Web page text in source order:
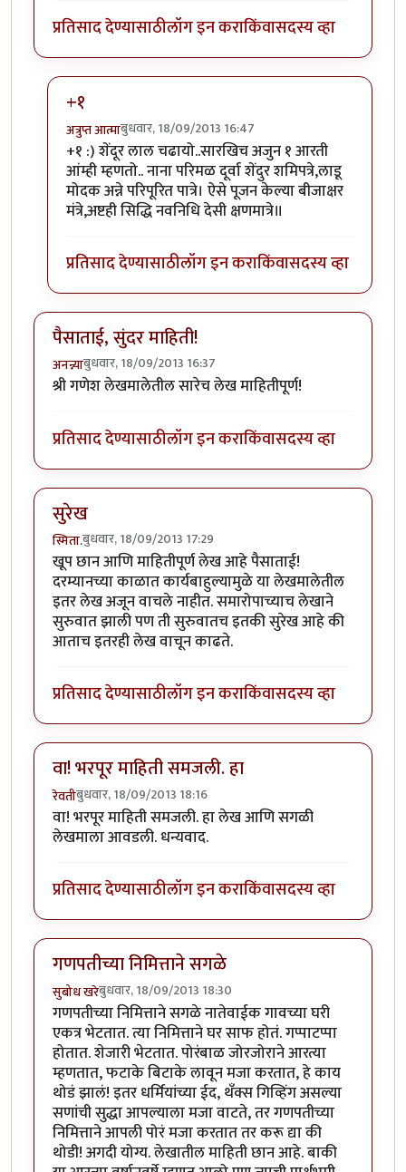
प्रतिसाद देण्यासाठीलॉग इन कराकिंवासदस्य व्हा
+१
अत्रुप्त आत्माबुधवार, 18/09/2013 16:47
In reply toयथार्थ श्रीगणेशा.byसस्नेह
+१ :) शेंदूर लाल चढायो..सारखिच अजुन १ आरती
आंम्ही म्हणतो.. नाना परिमळ दूर्वा शेंदुर शमिपत्रे,लाडू
मोदक अन्ने परिपूरित पात्रे। ऐसे पूजन केल्या बीजाक्षर
मंत्रे,अष्टही सिद्धि नवनिधि देसी क्षणमात्रे॥
प्रतिसाद देण्यासाठीलॉग इन कराकिंवासदस्य व्हा
पैसाताई, सुंदर माहिती!
अनन्न्याबुधवार, 18/09/2013 16:37
श्री गणेश लेखमालेतील सारेच लेख माहितीपूर्ण!
प्रतिसाद देण्यासाठीलॉग इन कराकिंवासदस्य व्हा
सुरेख
स्मिता.बुधवार, 18/09/2013 17:29
खूप छान आणि माहितीपूर्ण लेख आहे पैसाताई!
दरम्यानच्या काळात कार्यबाहुल्यामुळे या लेखमालेतील
इतर लेख अजून वाचले नाहीत. समारोपाच्याच लेखाने
सुरुवात झाली पण ती सुरुवातच इतकी सुरेख आहे की
आताच इतरही लेख वाचून काढते.
प्रतिसाद देण्यासाठीलॉग इन कराकिंवासदस्य व्हा
वा! भरपूर माहिती समजली. हा
रेवतीबुधवार, 18/09/2013 18:16
वा! भरपूर माहिती समजली. हा लेख आणि सगळी
लेखमाला आवडली. धन्यवाद.
प्रतिसाद देण्यासाठीलॉग इन कराकिंवासदस्य व्हा
गणपतीच्या निमित्ताने सगळे
सुबोध खरेबुधवार, 18/09/2013 18:30
गणपतीच्या निमित्ताने सगळे नातेवाईक गावच्या घरी
एकत्र भेटतात. त्या निमित्ताने घर साफ होतं. गप्पाटप्पा
होतात. शेजारी भेटतात. पोरंबाळ जोरजोराने आरत्या
म्हणतात, फटाके बिटाके लावून मजा करतात, हे काय
थोडं झालं! इतर धर्मियांच्या ईद, थँक्स गिव्हिंग असल्या
सणांची सुद्धा आपल्याला मजा वाटते, तर गणपतीच्या
निमित्ताने आपली पोरं मजा करतात तर करू द्या की
थोडी! अगदी योग्य. लेखातील माहिती छान आहे. बाकी